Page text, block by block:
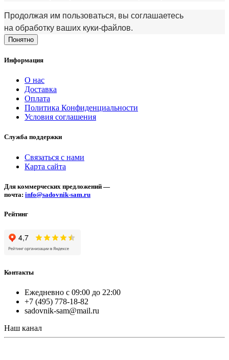
Продолжая им пользоваться, вы соглашаетесь
на обработку ваших куки‑файлов.
Понятно
Информация
О нас
Доставка
Оплата
Политика Конфиденциальности
Условия соглашения
Служба поддержки
Связаться с нами
Карта сайта
Для коммерческих предложений —
почта: info@sadovnik-sam.ru
Рейтинг
Контакты
Ежедневно с 09:00 до 22:00
+7 (495) 778-18-82
sadovnik-sam@mail.ru
Наш канал